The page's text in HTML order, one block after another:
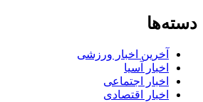
دسته‌ها
آخرین اخبار ورزشی
اخبار آسیا
اخبار اجتماعی
اخبار اقتصادی